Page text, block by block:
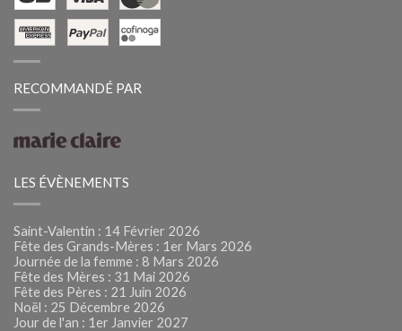
RECOMMANDÉ PAR
LES ÉVÈNEMENTS
Saint-Valentin : 14 Février 2026
Fête des Grands-Mères : 1er Mars 2026
Journée de la femme : 8 Mars 2026
Fête des Mères : 31 Mai 2026
Fête des Pères : 21 Juin 2026
Noël : 25 Décembre 2026
Jour de l'an : 1er Janvier 2027